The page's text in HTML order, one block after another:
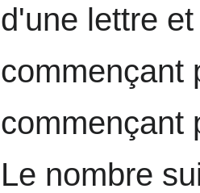
d'une lettre
commençant
commençant
Le nombre